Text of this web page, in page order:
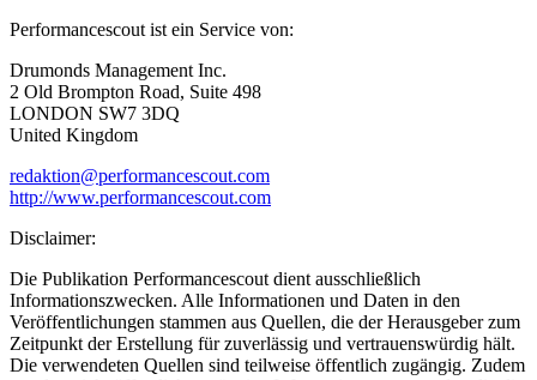
Performancescout ist ein Service von:
Drumonds Management Inc.
2 Old Brompton Road, Suite 498
LONDON SW7 3DQ
United Kingdom
redaktion@performancescout.com
http://www.performancescout.com
Disclaimer:
Die Publikation Performancescout dient ausschließlich
Informationszwecken. Alle Informationen und Daten in den
Veröffentlichungen stammen aus Quellen, die der Herausgeber zum
Zeitpunkt der Erstellung für zuverlässig und vertrauenswürdig hält.
Die verwendeten Quellen sind teilweise öffentlich zugängig. Zudem